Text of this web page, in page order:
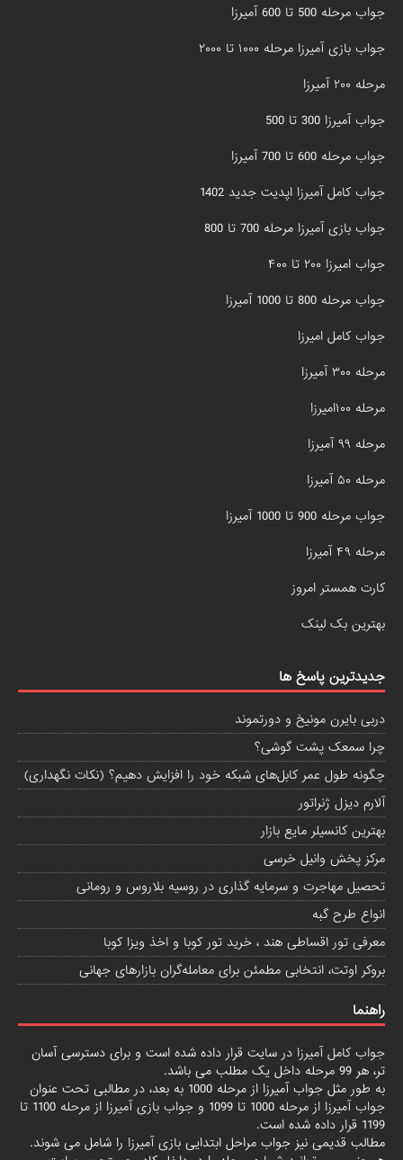
جواب مرحله 500 تا 600 آمیرزا
جواب بازی آمیرزا مرحله ۱۰۰۰ تا ۲۰۰۰
مرحله ۲۰۰ آمیرزا
جواب آمیرزا 300 تا 500
جواب مرحله 600 تا 700 آمیرزا
جواب کامل آمیرزا اپدیت جدید 1402
جواب بازی آمیرزا مرحله 700 تا 800
جواب امیرزا ۲۰۰ تا ۴۰۰
جواب مرحله 800 تا 1000 آمیرزا
جواب کامل امیرزا
مرحله ۳۰۰ آمیرزا
مرحله ۱۰۰امیرزا
مرحله ۹۹ آمیرزا
مرحله ۵۰ آمیرزا
جواب مرحله 900 تا 1000 آمیرزا
مرحله ۴۹ آمیرزا
کارت همستر امروز
بهترین بک لینک
جدیدترین پاسخ ها
دربی بایرن مونیخ و دورتموند
چرا سمعک پشت گوشی؟
چگونه طول عمر کابل‌های شبکه خود را افزایش دهیم؟ (نکات نگهداری)
آلارم دیزل ژنراتور
بهترین کانسیلر مایع بازار
مرکز پخش وانیل خرسی
تحصیل مهاجرت و سرمایه گذاری در روسیه بلاروس و رومانی
انواع طرح گبه
معرفی تور اقساطی هند ، خرید تور کوبا و اخذ ویزا کوبا
بروکر اوتت، انتخابی مطمئن برای معامله‌گران بازارهای جهانی
راهنما
جواب کامل آمیرزا در سایت قرار داده شده است و برای دسترسی آسان
تر، هر 99 مرحله داخل یک مطلب می باشد.
به طور مثل جواب آمیرزا از مرحله 1000 به بعد، در مطالبی تحت عنوان
جواب آمیرزا از مرحله 1000 تا 1099
و
جواب بازی آمیرزا از مرحله 1100 تا
1199 قرار داده شده است.
مطالب قدیمی نیز جواب مراحل ابتدایی بازی آمیرزا را شامل می شوند.